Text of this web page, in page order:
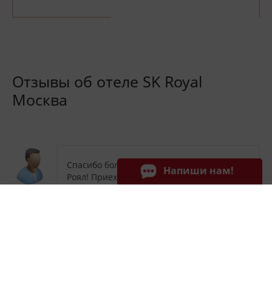
Напиши нам!
Отзывы об отеле SK Royal
Москва
Спасибо большое сотрудникам и отелю Ск
Роял! Приехали уставшие после долгой